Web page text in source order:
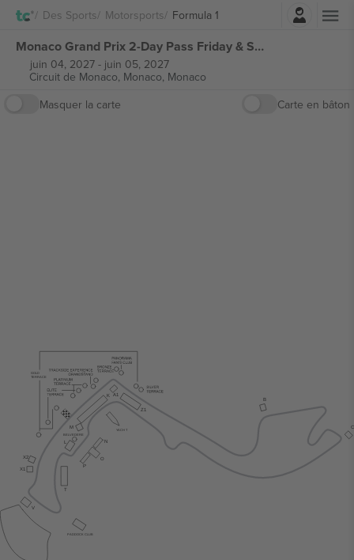
Des Sports Motorsports Formula 1
Connexion
Monaco Grand Prix 2-Day Pass Friday & Saturday Ticket Formula 1 billets
juin 04, 2027- juin 05, 2027
Circuit de Monaco, Monaco, Monaco
Masquer la carte
Carte en bâton
T
P
O
N
PADDOCK CLUB
V
X1
X2
C
B
Z1
A1
K
M
L
YACH T
GOLD
TERRACE
BELVEDERE